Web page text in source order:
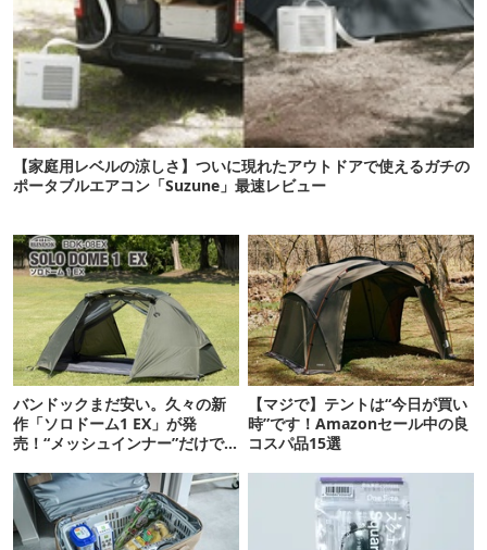
【家庭用レベルの涼しさ】ついに現れたアウトドアで使えるガチの
ポータブルエアコン「Suzune」最速レビュー
バンドックまだ安い。久々の新
作「ソロドーム1 EX」が発
売！“メッシュインナー”だけで
【マジで】テントは“今日が買い
時”です！Amazonセール中の良
コスパ品15選